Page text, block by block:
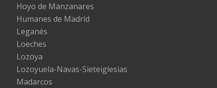
Hoyo de Manzanares
Humanes de Madrid
Leganés
Loeches
Lozoya
Lozoyuela-Navas-Sieteiglesias
Madarcos